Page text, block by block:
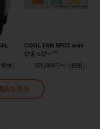
COOL FAN SPOT mini
ひえっぴ～™
328,000円〜
品を見る